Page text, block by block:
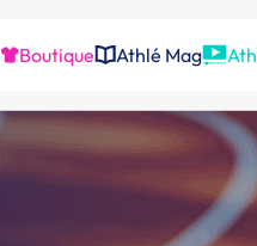
Boutique Athlé Mag